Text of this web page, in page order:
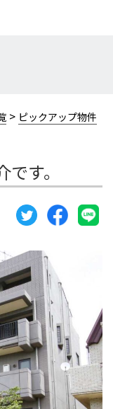
> ピックアップ物件
す。